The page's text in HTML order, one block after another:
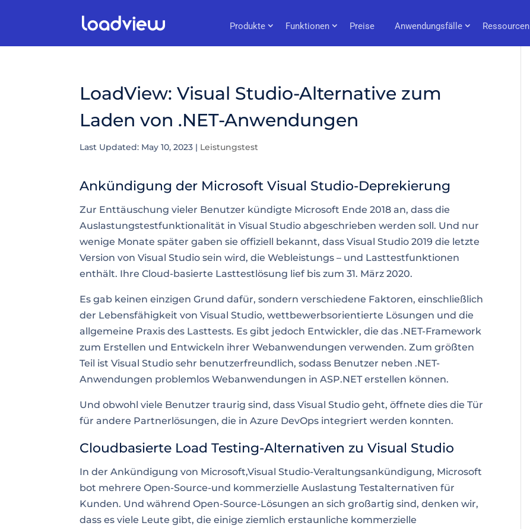
Produkte Funktionen Preise Anwendungsfälle Ressourcen
LoadView: Visual Studio-Alternative zum
Laden von .NET-Anwendungen
Last Updated: May 10, 2023 | Leistungstest
Ankündigung der Microsoft Visual Studio-Deprekierung
Zur Enttäuschung vieler Benutzer kündigte Microsoft Ende 2018 an, dass die
Auslastungstestfunktionalität in Visual Studio abgeschrieben werden soll. Und nur
wenige Monate später gaben sie offiziell bekannt, dass Visual Studio 2019 die letzte
Version von Visual Studio sein wird, dieWebleistungs – und Lasttestfunktionen
enthält. Ihre Cloud-basierte Lasttestlösung lief bis zum 31. März 2020.
Es gab keinen einzigen Grund dafür, sondern verschiedene Faktoren, einschließlich
der Lebensfähigkeit von Visual Studio, wettbewerbsorientierte Lösungen und die
allgemeine Praxis des Lasttests. Es gibt jedoch Entwickler, die das .NET-Framework
zum Erstellen und Entwickeln ihrer Webanwendungen verwenden. Zum größten
Teil ist Visual Studio sehr benutzerfreundlich, sodass Benutzer neben .NET-
Anwendungen problemlos Webanwendungen in ASP.NET erstellen können.
Und obwohl viele Benutzer traurig sind, dass Visual Studio geht, öffnete dies die Tür
für andere Partnerlösungen, die in Azure DevOps integriert werden konnten.
Cloudbasierte Load Testing-Alternativen zu Visual Studio
In der Ankündigung von Microsoft,Visual Studio-Veraltungsankündigung, Microsoft
bot mehrere Open-Source-und kommerzielle Auslastung Testalternativen für
Kunden. Und während Open-Source-Lösungen an sich großartig sind, denken wir,
dass es viele Leute gibt, die einige ziemlich erstaunliche kommerzielle